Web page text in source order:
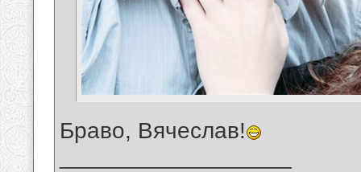
Браво, Вячеслав!